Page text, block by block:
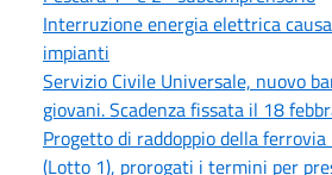
Interruzione energia elettrica
impianti
Servizio Civile Universale, nuovo
giovani. Scadenza fissata il 18
Progetto di raddoppio della ferrovia
(Lotto 1), prorogati i termini per